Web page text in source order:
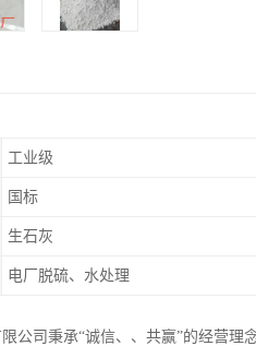
工业级
国标
生石灰
电厂脱硫、水处理
公司秉承“诚信、、共赢”的经营